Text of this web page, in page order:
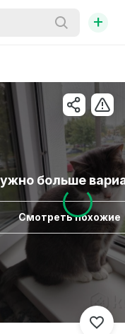
+
больше
Смотреть похожие